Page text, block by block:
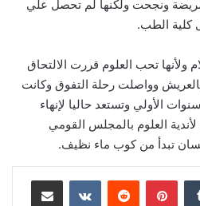
مريضة ونجحت ولكنها لم تحصل علي
كلية الطب.
تحب العلوم قررت الالتحاق
بالعريش وواصلت رحلة التفوق وكانت
الأولي وتستعد حاليا لإنهاء
لأندية العلوم بالمجلس القومي
تبدأ من كوب ماء نظيف.
بينتيريست